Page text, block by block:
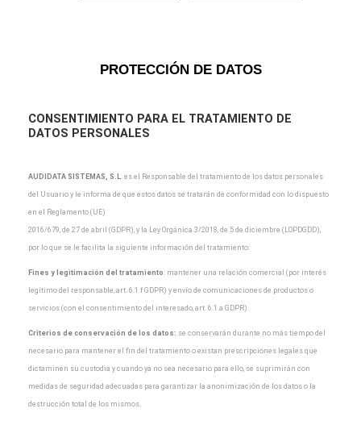
PROTECCIÓN DE DATOS
CONSENTIMIENTO PARA EL TRATAMIENTO DE
DATOS PERSONALES
AUDIDATA SISTEMAS, S.L es el Responsable del tratamiento de los datos personales
del Usuario y le informa de que estos datos se tratarán de conformidad con lo dispuesto
en el Reglamento (UE)
2016/679, de 27 de abril (GDPR), y la Ley Orgánica 3/2018, de 5 de diciembre (LOPDGDD),
por lo que se le facilita la siguiente información del tratamiento:
Fines y legitimación del tratamiento : mantener una relación comercial (por interés
legítimo del responsable, art. 6.1.f GDPR) y envío de comunicaciones de productos o
servicios (con el consentimiento del interesado, art. 6.1.a GDPR).
Criterios de conservación de los datos: se conservarán durante no más tiempo del
necesario para mantener el fin del tratamiento o existan prescripciones legales que
dictaminen su custodia y cuando ya no sea necesario para ello, se suprimirán con
medidas de seguridad adecuadas para garantizar la anonimización de los datos o la
destrucción total de los mismos.